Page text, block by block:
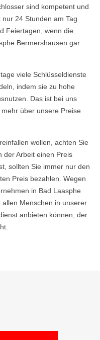
sind kompetent und
24 Stunden am Tag
Feiertagen, wenn die
Bermershausen gar
viele Schlüsseldienste
indem sie zu hohe
Das ist bei uns
über unsere Preise
wollen, achten Sie
der Arbeit einen Preis
sollten Sie immer nur den
Preis bezahlen. Wegen
in Bad Laasphe
Menschen in unserer
anbieten können, der